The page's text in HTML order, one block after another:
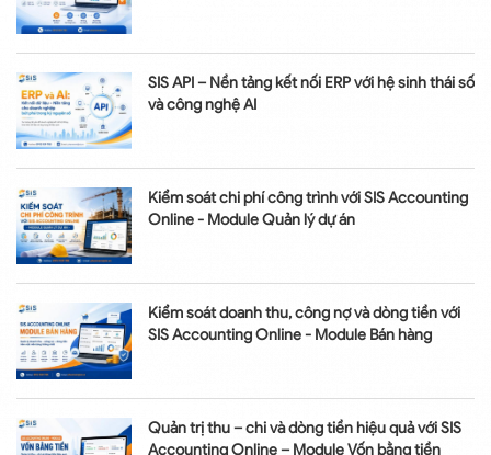
SIS API – Nền tảng kết nối ERP với hệ sinh thái số
và công nghệ AI
Kiểm soát chi phí công trình với SIS Accounting
Online - Module Quản lý dự án
Kiểm soát doanh thu, công nợ và dòng tiền với
SIS Accounting Online - Module Bán hàng
Quản trị thu – chi và dòng tiền hiệu quả với SIS
Accounting Online – Module Vốn bằng tiền